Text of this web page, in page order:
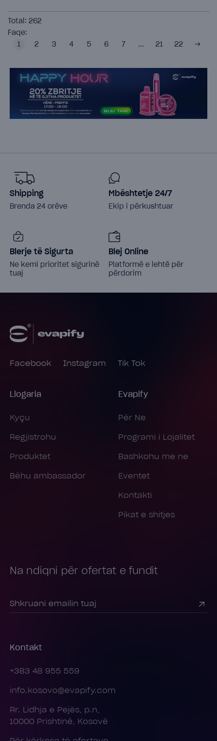
Total: 262
Faqe:
1
2 3 4 5 6 7 ... 21 22 →
Shipping
Brenda 24 orëve
Mbështetje 24/7
Ekip i përkushtuar
Blerje të Sigurta
Ne kemi prioritet sigurinë
tuaj
Blej Online
Platformë e lehtë për
përdorim
Facebook Instagram Tik Tok
Llogaria
Kyçu
Regjistrohu
Produktet
Bëhu ambassador
Evapify
Për Ne
Programi i Lojalitet
Bashkohu me ne
Eventet
Kontakti
Pikat e shitjes
Na ndiqni për ofertat e fundit
Kontakt
+383 48 955 559
info.kosovo@evapify.com
Rr. Lidhja e Pejës, p.n,
10000 Prishtinë, Kosovë